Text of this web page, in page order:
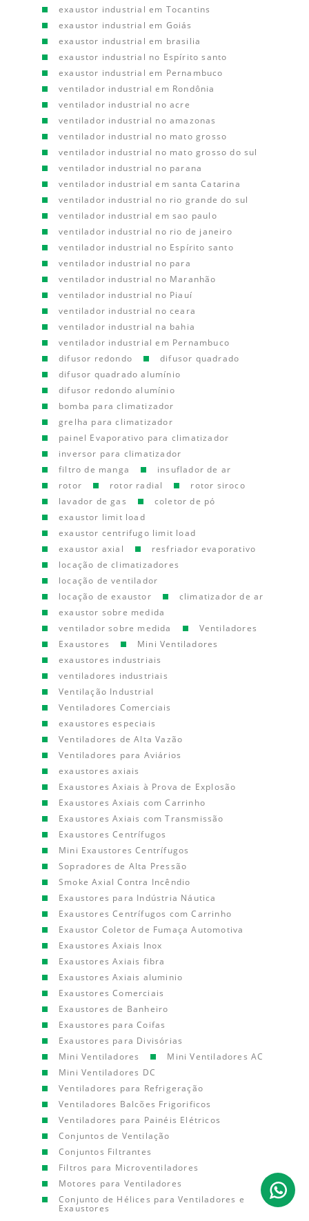
exaustor industrial em Tocantins
exaustor industrial em Goiás
exaustor industrial em brasilia
exaustor industrial no Espírito santo
exaustor industrial em Pernambuco
ventilador industrial em Rondônia
ventilador industrial no acre
ventilador industrial no amazonas
ventilador industrial no mato grosso
ventilador industrial no mato grosso do sul
ventilador industrial no parana
ventilador industrial em santa Catarina
ventilador industrial no rio grande do sul
ventilador industrial em sao paulo
ventilador industrial no rio de janeiro
ventilador industrial no Espírito santo
ventilador industrial no para
ventilador industrial no Maranhão
ventilador industrial no Piauí
ventilador industrial no ceara
ventilador industrial na bahia
ventilador industrial em Pernambuco
difusor redondo
difusor quadrado
difusor quadrado alumínio
difusor redondo alumínio
bomba para climatizador
grelha para climatizador
painel Evaporativo para climatizador
inversor para climatizador
filtro de manga
insuflador de ar
rotor
rotor radial
rotor siroco
lavador de gas
coletor de pó
exaustor limit load
exaustor centrifugo limit load
exaustor axial
resfriador evaporativo
locação de climatizadores
locação de ventilador
locação de exaustor
climatizador de ar
exaustor sobre medida
ventilador sobre medida
Ventiladores
Exaustores
Mini Ventiladores
exaustores industriais
ventiladores industriais
Ventilação Industrial
Ventiladores Comerciais
exaustores especiais
Ventiladores de Alta Vazão
Ventiladores para Aviários
exaustores axiais
Exaustores Axiais à Prova de Explosão
Exaustores Axiais com Carrinho
Exaustores Axiais com Transmissão
Exaustores Centrífugos
Mini Exaustores Centrífugos
Sopradores de Alta Pressão
Smoke Axial Contra Incêndio
Exaustores para Indústria Náutica
Exaustores Centrífugos com Carrinho
Exaustor Coletor de Fumaça Automotiva
Exaustores Axiais Inox
Exaustores Axiais fibra
Exaustores Axiais aluminio
Exaustores Comerciais
Exaustores de Banheiro
Exaustores para Coifas
Exaustores para Divisórias
Mini Ventiladores
Mini Ventiladores AC
Mini Ventiladores DC
Ventiladores para Refrigeração
Ventiladores Balcões Frigorificos
Ventiladores para Painéis Elétricos
Conjuntos de Ventilação
Conjuntos Filtrantes
Filtros para Microventiladores
Motores para Ventiladores
Conjunto de Hélices para Ventiladores e
Exaustores